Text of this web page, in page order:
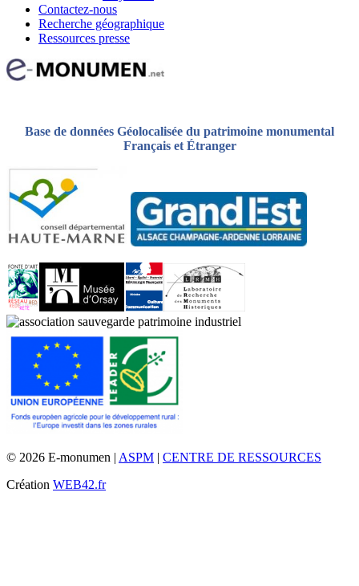
Contactez-nous
Recherche géographique
Ressources presse
Base de données Géolocalisée du patrimoine monumental
Français et Étranger
© 2026 E-monumen | ASPM | CENTRE DE RESSOURCES
Création WEB42.fr